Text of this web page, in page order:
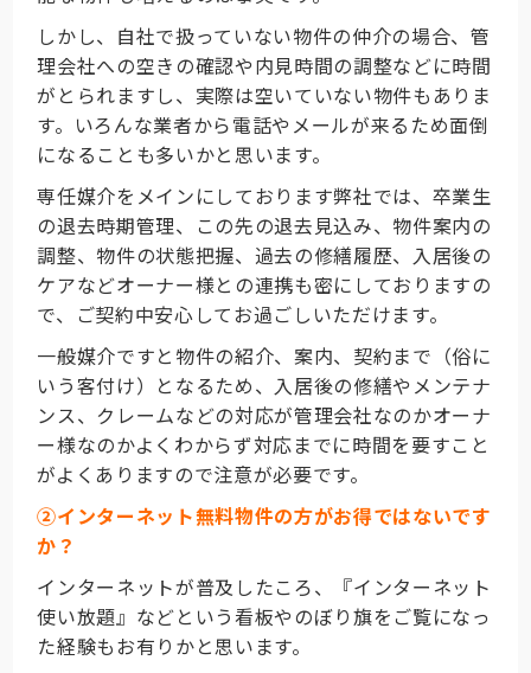
しかし、自社で扱っていない物件の仲介の場合、管
理会社への空きの確認や内見時間の調整などに時間
がとられますし、実際は空いていない物件もありま
す。いろんな業者から電話やメールが来るため面倒
になることも多いかと思います。
専任媒介をメインにしております弊社では、卒業生
の退去時期管理、この先の退去見込み、物件案内の
調整、物件の状態把握、過去の修繕履歴、入居後の
ケアなどオーナー様との連携も密にしておりますの
で、ご契約中安心してお過ごしいただけます。
一般媒介ですと物件の紹介、案内、契約まで（俗に
いう客付け）となるため、入居後の修繕やメンテナ
ンス、クレームなどの対応が管理会社なのかオーナ
ー様なのかよくわからず対応までに時間を要すこと
がよくありますので注意が必要です。
②インターネット無料物件の方がお得ではないです
か？
インターネットが普及したころ、『インターネット
使い放題』などという看板やのぼり旗をご覧になっ
た経験もお有りかと思います。